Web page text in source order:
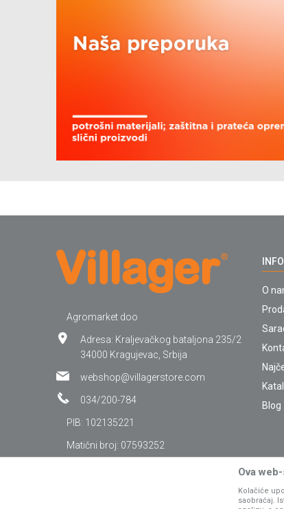
Agromarket doo
Adresa: Kraljevačkog bataljona 235/2
34000 Kragujevac, Srbija
webshop@villagerstore.com
034/200-784
PIB: 102135221
Matični broj: 07593252
O
Blog
Ova
Kolačiće
saobraćaj.